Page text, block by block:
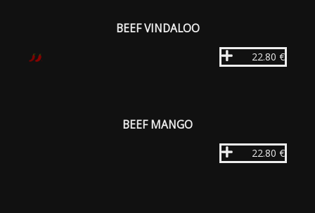
BEEF VINDALOO
22.80 €
BEEF MANGO
22.80 €